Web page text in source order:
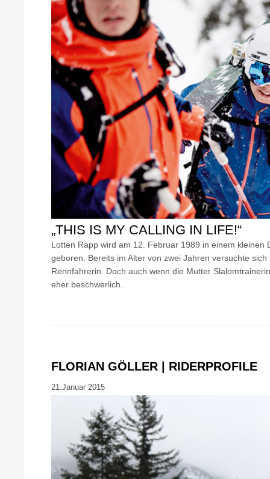
„THIS IS MY CALLING IN LIFE!“
Lotten Rapp wird am 12. Februar 1989 in einem kleinen
geboren. Bereits im Alter von zwei Jahren versuchte
Rennfahrerin. Doch auch wenn die Mutter
eher beschwerlich.
FLORIAN GÖLLER | RIDERPROFILE
21.Januar 2015